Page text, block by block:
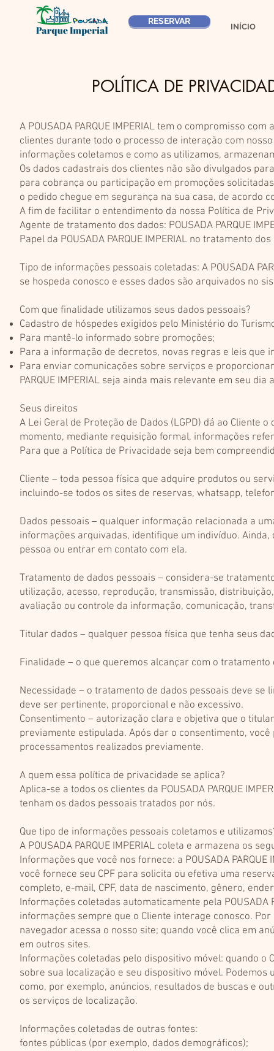
RESERVAR
INÍCIO
POLÍTICA DE
A POUSADA PARQUE IMPERIAL tem o compromisso
clientes durante todo o processo de interação com
informações coletamos e como as utilizamos,
Os dados cadastrais dos clientes não são divulgados
para cobrança ou participação em promoções
o pedido chegue em segurança na sua casa, de acordo
A fim de facilitar o entendimento da nossa Política de
Agente de tratamento dos dados: POUSADA PARQUE
Papel da POUSADA PARQUE IMPERIAL no tratamento
Tipo de informações pessoais coletadas: A POUSADA
se hospeda conosco e esses dados são arquivados no
Com que finalidade utilizamos seus dados pessoais?
Cadastro de hóspedes exigidos pelo Ministério do
Para mantê-lo informado sobre promoções;
Para a informação de decretos, novas regras e leis que
Para enviar comunicações sobre serviços e
PARQUE IMPERIAL seja ainda mais relevante em seu dia
Seus direitos
A Lei Geral de Proteção de Dados (LGPD) dá ao Cliente
momento, mediante requisição formal, informações
Para que a Política de Privacidade seja bem
Cliente – toda pessoa física que adquire produtos ou
incluindo-se todos os sites de reservas, whatsapp,
Dados pessoais – qualquer informação relacionada a
informações arquivadas, identifique um indivíduo.
pessoa ou entrar em contato com ela.
Tratamento de dados pessoais – considera-se
utilização, acesso, reprodução, transmissão,
avaliação ou controle da informação, comunicação,
Titular dados – qualquer pessoa física que tenha seus
Finalidade – o que queremos alcançar com o tratamento
Necessidade – o tratamento de dados pessoais deve
deve ser pertinente, proporcional e não excessivo.
Consentimento – autorização clara e objetiva que o
previamente estipulada. Após dar o consentimento,
processamentos realizados previamente.
A quem essa política de privacidade se aplica?
Aplica-se a todos os clientes da POUSADA PARQUE
tenham os dados pessoais tratados por nós.
Que tipo de informações pessoais coletamos e
A POUSADA PARQUE IMPERIAL coleta e armazena os
Informações que você nos fornece: a POUSADA
você fornece seu CPF para solicita ou efetiva uma
completo, e-mail, CPF, data de nascimento, gênero,
Informações coletadas automaticamente pela POUSADA
informações sempre que o Cliente interage conosco.
navegador acessa o nosso site; quando você clica em
em outros sites.
Informações coletadas pelo dispositivo móvel: quando
sobre sua localização e seu dispositivo móvel.
como, por exemplo, anúncios, resultados de buscas e
os serviços de localização.
Informações coletadas de outras fontes:
fontes públicas (por exemplo, dados demográficos);